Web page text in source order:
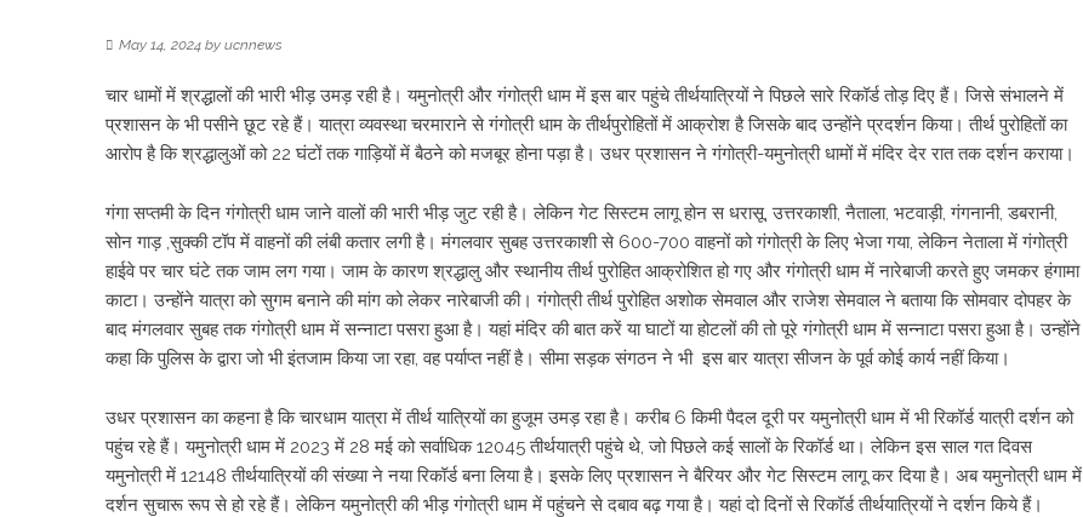
May 14, 2024 by ucnnews
चार धामों में श्रद्धालों की भारी भीड़ उमड़ रही है। यमुनोत्री और गंगोत्री धाम में इस बार पहुंचे तीर्थयात्रियों ने पिछले सारे रिकॉर्ड तोड़ दिए हैं। जिसे संभालने में
प्रशासन के भी पसीने छूट रहे हैं। यात्रा व्यवस्था चरमाराने से गंगोत्री धाम के तीर्थपुरोहितों में आक्रोश है जिसके बाद उन्होंने प्रदर्शन किया। तीर्थ पुरोहितों का
आरोप है कि श्रद्धालुओं को 22 घंटों तक गाड़ियों में बैठने को मजबूर होना पड़ा है। उधर प्रशासन ने गंगोत्री-यमुनोत्री धामों में मंदिर देर रात तक दर्शन कराया।
गंगा सप्तमी के दिन गंगोत्री धाम जाने वालों की भारी भीड़ जुट रही है। लेकिन गेट सिस्टम लागू होन स धरासू, उत्तरकाशी, नैताला, भटवाड़ी, गंगनानी, डबरानी,
सोन गाड़ ,सुक्की टॉप में वाहनों की लंबी कतार लगी है। मंगलवार सुबह उत्तरकाशी से 600-700 वाहनों को गंगोत्री के लिए भेजा गया, लेकिन नेताला में गंगोत्री
हाईवे पर चार घंटे तक जाम लग गया। जाम के कारण श्रद्धालु और स्थानीय तीर्थ पुरोहित आक्रोशित हो गए और गंगोत्री धाम में नारेबाजी करते हुए जमकर हंगामा
काटा। उन्होंने यात्रा को सुगम बनाने की मांग को लेकर नारेबाजी की। गंगोत्री तीर्थ पुरोहित अशोक सेमवाल और राजेश सेमवाल ने बताया कि सोमवार दोपहर के
बाद मंगलवार सुबह तक गंगोत्री धाम में सन्नाटा पसरा हुआ है। यहां मंदिर की बात करें या घाटों या होटलों की तो पूरे गंगोत्री धाम में सन्नाटा पसरा हुआ है। उन्होंने
कहा कि पुलिस के द्वारा जो भी इंतजाम किया जा रहा, वह पर्याप्त नहीं है। सीमा सड़क संगठन ने भी इस बार यात्रा सीजन के पूर्व कोई कार्य नहीं किया।
उधर प्रशासन का कहना है कि चारधाम यात्रा में तीर्थ यात्रियों का हुजूम उमड़ रहा है। करीब 6 किमी पैदल दूरी पर यमुनोत्री धाम में भी रिकॉर्ड यात्री दर्शन को
पहुंच रहे हैं। यमुनोत्री धाम में 2023 में 28 मई को सर्वाधिक 12045 तीर्थयात्री पहुंचे थे, जो पिछले कई सालों के रिकॉर्ड था। लेकिन इस साल गत दिवस
यमुनोत्री में 12148 तीर्थयात्रियों की संख्या ने नया रिकॉर्ड बना लिया है। इसके लिए प्रशासन ने बैरियर और गेट सिस्टम लागू कर दिया है। अब यमुनोत्री धाम में
दर्शन सुचारू रूप से हो रहे हैं। लेकिन यमुनोत्री की भीड़ गंगोत्री धाम में पहुंचने से दबाव बढ़ गया है। यहां दो दिनों से रिकॉर्ड तीर्थयात्रियों ने दर्शन किये हैं।